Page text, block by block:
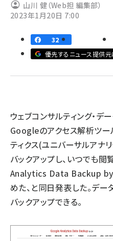
note (2310)
z世代 (1620)
山川 健（Web担 編集部）
2023年1月20日 7:00
32
優先するニュース提供
ウェブコンサルティング・デ
Googleのアクセス解析ツ
ティクス(ユニバーサルアナ
バックアップし、いつでも
Analytics Data Backup by
めた、と同日発表した。デ
バックアップできる。